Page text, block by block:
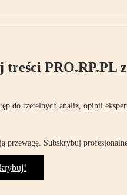
treści PRO.RP.PL
do rzetelnych analiz, opinii
przewagę. Subskrybuj